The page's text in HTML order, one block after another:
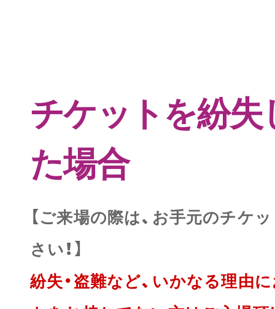
チケットを紛
た場合
【ご来場の際は、お手元のチケ
さい！】
紛失・盗難など、いかなる理由